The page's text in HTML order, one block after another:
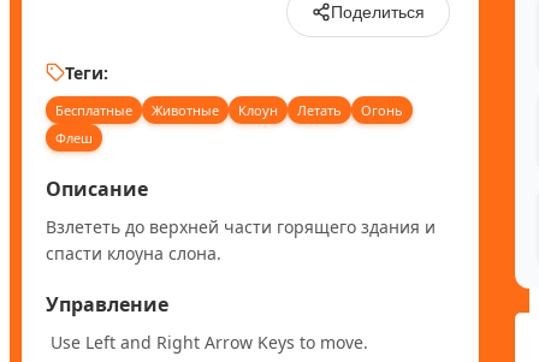
Поделиться
Теги:
Бесплатные Животные Клоун Летать
Огонь
Флеш
Описание
Взлететь до верхней части горящего здания и
спасти клоуна слона.
Управление